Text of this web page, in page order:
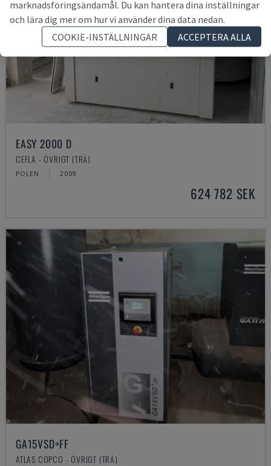
EASY 2000 D
CEFLA - ÖVRIGT (TRÄ)
POLEN 2009
624 782 SEK
GA15VSD+FF
ATLAS COPCO - ÖVRIGT (TRÄ)
marknadsföringsändamål. Du kan hantera dina inställningar
och lära dig mer om hur vi använder dina data nedan.
COOKIE-INSTÄLLNINGAR
ACCEPTERA ALLA